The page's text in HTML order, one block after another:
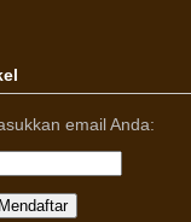
email Anda: